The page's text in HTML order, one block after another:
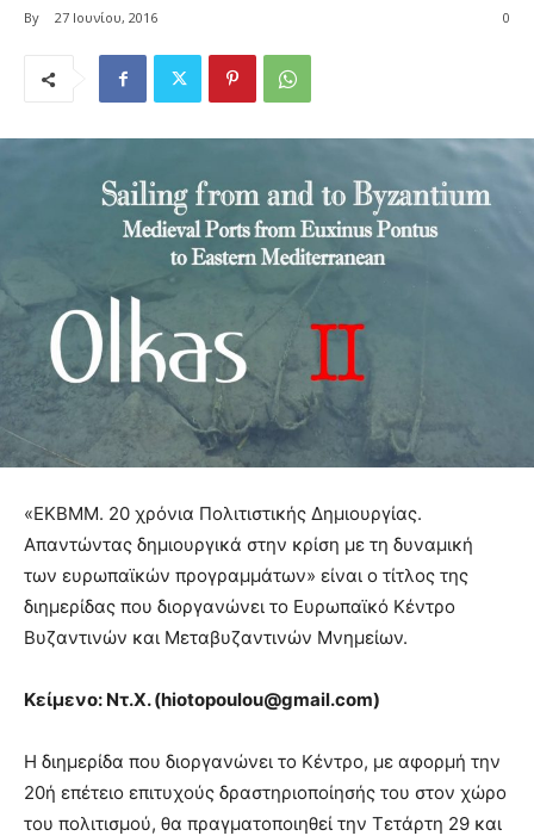
By 27 Ιουνίου, 2016 0
«ΕΚΒΜΜ. 20 χρόνια Πολιτιστικής Δημιουργίας.
Απαντώντας δημιουργικά στην κρίση με τη δυναμική
των ευρωπαϊκών προγραμμάτων» είναι ο τίτλος της
διημερίδας που διοργανώνει το Ευρωπαϊκό Κέντρο
Βυζαντινών και Μεταβυζαντινών Μνημείων.
Κείμενο: Ντ.Χ. (hiotopoulou@gmail.com)
Η διημερίδα που διοργανώνει το Κέντρο, με αφορμή την
20ή επέτειο επιτυχούς δραστηριοποίησής του στον χώρο
του πολιτισμού, θα πραγματοποιηθεί την Τετάρτη 29 και